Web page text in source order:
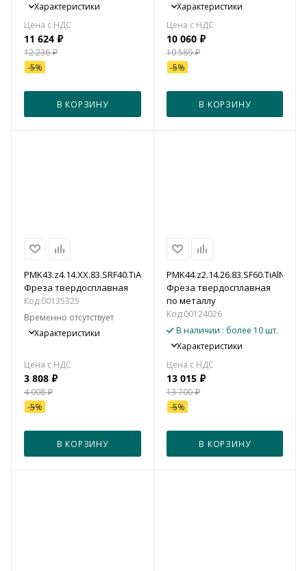
Характеристики
11 624 ₽
12 236₽
-5%
В КОРЗИНУ
Характеристики
10 060₽
10 589₽
-5%
В КОРЗИНУ
PMK43.z4.14.XX.83.SRF40.TiAlN
Фреза твердосплавная
Код:00135325
Временно отсутствует
Характеристики
3 808 ₽
4 008₽
-5%
В КОРЗИНУ
PMK44.z2.14.26.83.SF60.TiAlN
Фреза твердосплавная
по металлу
Код:00124026
В наличии : более 10 шт.
Характеристики
13 015₽
13 700₽
-5%
В КОРЗИНУ